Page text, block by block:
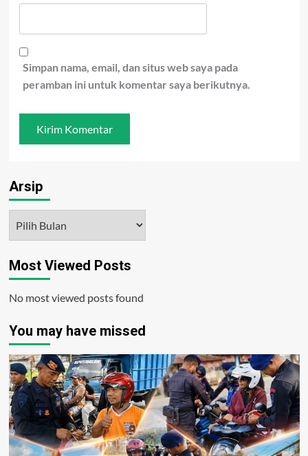
Simpan nama, email, dan situs web saya pada
peramban ini untuk komentar saya berikutnya.
Arsip
Most Viewed Posts
No most viewed posts found
You may have missed